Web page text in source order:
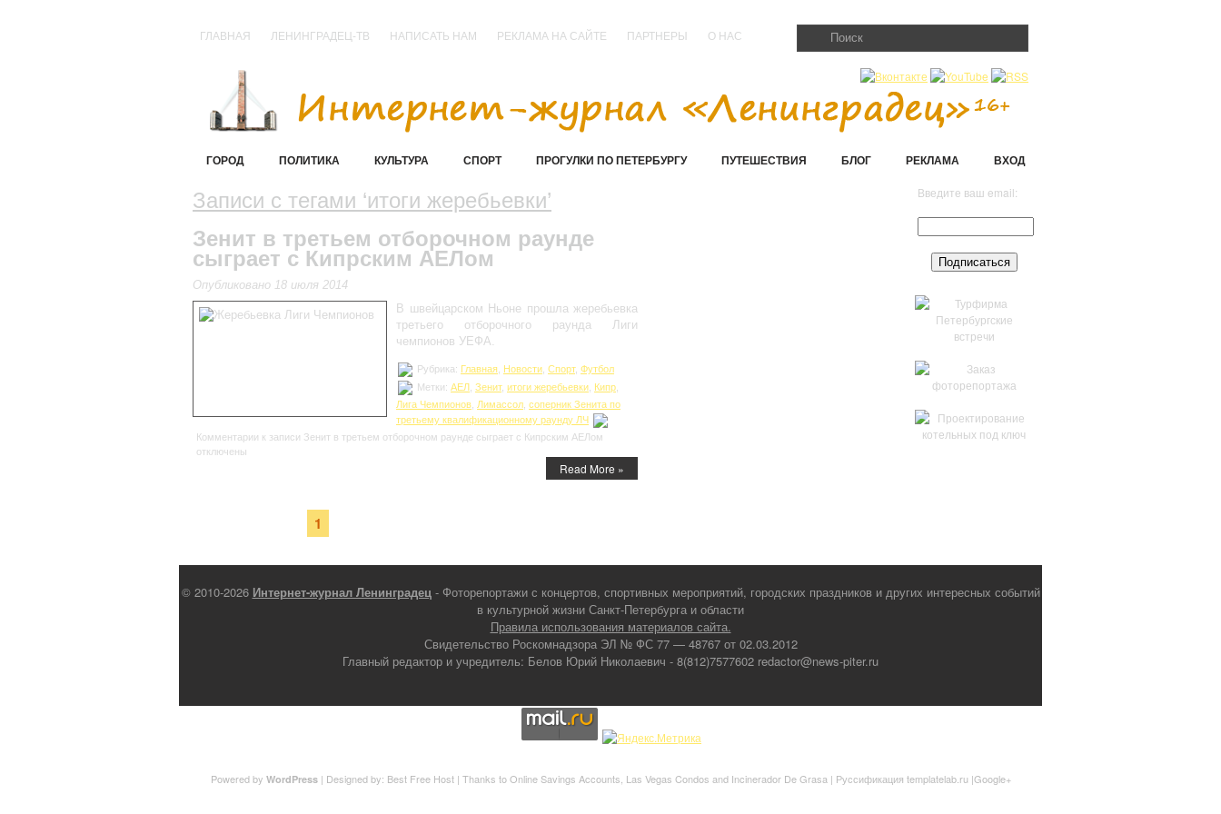
ГЛАВНАЯ ЛЕНИНГРАДЕЦ-ТВ НАПИСАТЬ НАМ РЕКЛАМА НА САЙТЕ ПАРТНЕРЫ О НАС
ГОРОД ПОЛИТИКА КУЛЬТУРА СПОРТ ПРОГУЛКИ ПО ПЕТЕРБУРГУ ПУТЕШЕСТВИЯ БЛОГ РЕКЛАМА ВХОД
Записи с тегами ‘итоги жеребьевки’
Зенит в третьем отборочном раунде
сыграет с Кипрским АЕЛом
Опубликовано 18 июля 2014
В швейцарском Ньоне прошла жеребьевка
третьего отборочного раунда Лиги
чемпионов УЕФА.
Рубрика: Главная Новости Спорт, Футбол
Метки: АЕЛ Зенит, итоги жеребьевки Кипр
Лига Чемпионов Лимассол соперник Зенита по
третьему квалификационному раунду ЛЧ
Комментарии к записи Зенит в третьем отборочном раунде сыграет с Кипрским АЕЛом
отключены
Read More »
1
Введите ваш email:
© 2010-2026 Интернет-журнал Ленинградец- Фоторепортажи с концертов, спортивных мероприятий, городских праздников и других интересных событий
в культурной жизни Санкт-Петербурга и области
Правила использования материалов сайта.
Свидетельство Роскомнадзора ЭЛ № ФС 77 — 48767 от 02.03.2012
Главный редактор и учредитель: Белов Юрий Николаевич - 8(812)7577602 redactor@news-piter.ru
Powered by WordPress| Designed by: Best Free Host| Thanks toOnline Savings Accounts Las Vegas Condos and Incinerador De Grasa | Руссификация templatelab.ru |Google+